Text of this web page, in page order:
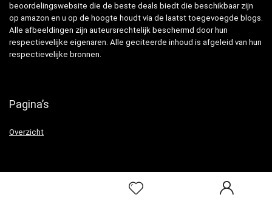
beoordelingswebsite die de beste deals biedt die beschikbaar zijn
op amazon en u op de hoogte houdt via de laatst toegevoegde blogs.
Alle afbeeldingen zijn auteursrechtelijk beschermd door hun
respectievelijke eigenaren. Alle geciteerde inhoud is afgeleid van hun
respectievelijke bronnen.
Pagina’s
Overzicht